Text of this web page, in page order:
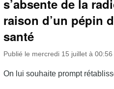
s’absente de la
raison d’un pépin
santé
Publié le mercredi 15 juillet à 00:56
On lui souhaite prompt